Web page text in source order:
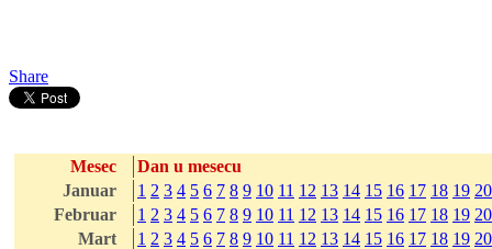
Share
Mesec
Dan u mesecu
Januar
1 2 3 4 5 6 7 8 9 10 11 12 13 14 15 16 17 18 19 20
Februar
1 2 3 4 5 6 7 8 9 10 11 12 13 14 15 16 17 18 19 20
Mart
1 2 3 4 5 6 7 8 9 10 11 12 13 14 15 16 17 18 19 20